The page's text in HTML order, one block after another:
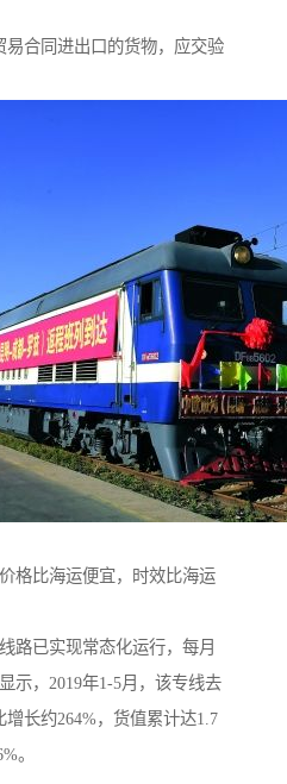
易合同进出口的货物，应交验
格比海运便宜，时效比海运
路已实现常态化运行，每月
示，2019年1-5月，该专线去
增长约264%，货值累计达1.7
。